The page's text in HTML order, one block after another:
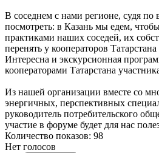
В соседнем с нами регионе, судя по
посмотреть: в Казань мы едем,
практиками наших соседей, их
перенять у кооператоров
Интересна и экскурсионная
кооператорами Татарстана
Из нашей организации вместе со
энергичных, перспективных
руководитель потребительского
участие в форуме будет для нас
Количество показов: 98
Нет голосов